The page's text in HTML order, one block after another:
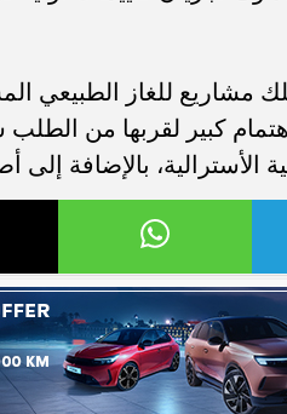
للغاز الطبيعي
كبير لقربها من الطلب
بالإضافة إلى